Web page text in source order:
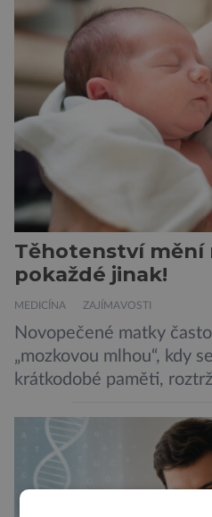
„Místo toho, aby
mononutrienty, jsou rybí
potravinou,“ říká nutriční
Robertson a zdůrazňuje
Těhotenství mění
pokaždé jinak!
MEDICÍNA ZAJÍMAVOSTI
Novopečené matky
„mozkovou mlhou“, kdy
krátkodobé paměti,
obtíže byly dlouhou dobu
nedostatku spánku a
novorozence. Nyní se
stojí změny v mozku